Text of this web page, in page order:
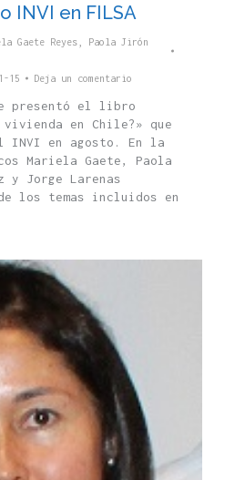
INVI en FILSA
Gaete Reyes
Paola Jirón
15 Deja un comentario
presentó el libro
en Chile?» que
INVI en agosto. En la
Mariela Gaete, Paola
y Jorge Larenas
los temas incluidos en